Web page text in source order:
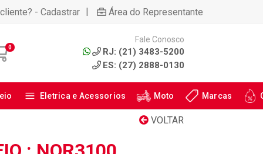
- Cadastrar | Área do Representante
0
Fale Conosco
RJ: (21) 3483-5200
ES: (27) 2888-0130
Eletrica e Acessorios Moto Marcas
VOLTAR